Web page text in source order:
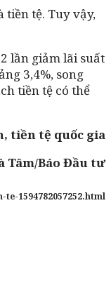
tiền tệ. Tuy vậy,
lần giảm lãi suất
3,4%, song
tiền tệ có thể
tiền tệ quốc gia
Tâm/Báo Đầu tư
1594782057252.html